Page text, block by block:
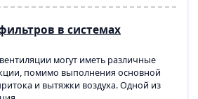
в системах
могут иметь различные
помимо выполнения основной
и вытяжки воздуха. Одной из